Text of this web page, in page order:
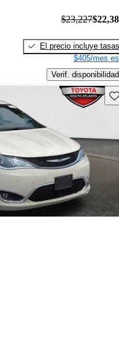
$23,227
El precio incluye tasas
$405/mes
Verif. disponibilidad